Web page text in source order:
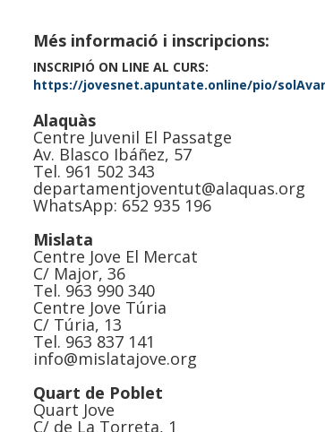
Més informació i inscripcions:
INSCRIPIÓ ON LINE AL CURS:
https://jovesnet.apuntate.online/pio/
Alaquàs
Centre Juvenil El Passatge
Av. Blasco Ibáñez, 57
Tel. 961 502 343
departamentjoventut@alaquas.org
WhatsApp: 652 935 196
Mislata
Centre Jove El Mercat
C/ Major, 36
Tel. 963 990 340
Centre Jove Túria
C/ Túria, 13
Tel. 963 837 141
info@mislatajove.org
Quart de Poblet
Quart Jove
C/ de La Torreta, 1